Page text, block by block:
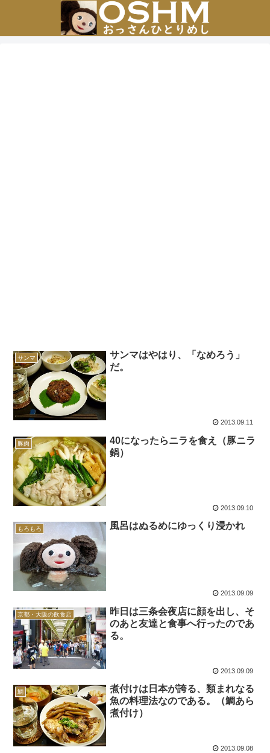
サンマ
サンマはやはり、「なめろう」
だ。
2013.09.11
豚肉
40になったらニラを食え（豚ニラ
鍋）
2013.09.10
もろもろ 風呂はぬるめにゆっくり浸かれ
2013.09.09
京都・大阪の飲食店
昨日は三条会夜店に顔を出し、そ
のあと友達と食事へ行ったのであ
る。
2013.09.09
鯛
煮付けは日本が誇る、類まれなる
魚の料理法なのである。（鯛あら
煮付け）
2013.09.08